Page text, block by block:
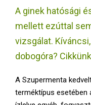
R
M
A ginek hatósági
mellett ezúttal
vizsgálat.
dobogóra?
A Szupermenta
terméktípus esetében